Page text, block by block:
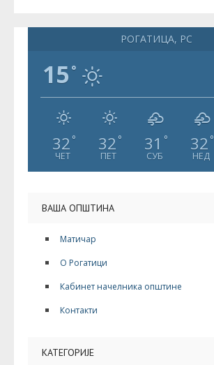
РОГАТИЦА, РС
15 °
32 °
ЧЕТ
32 °
ПЕТ
31 °
СУБ
32 °
НЕД
ВАША ОПШТИНА
Матичар
О Рогатици
Кабинет начелника општине
Контакти
КАТЕГОРИЈЕ